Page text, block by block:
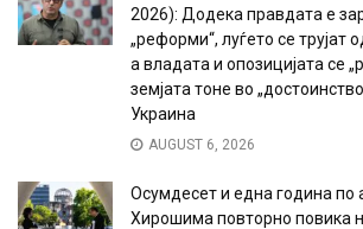
2026): Додека правдата е
„реформи“, луѓето се трујат
а владата и опозицијата се
земјата тоне во
Украина
AUGUST 6, 2026
Осумдесет и една година по
Хирошима повторно повика